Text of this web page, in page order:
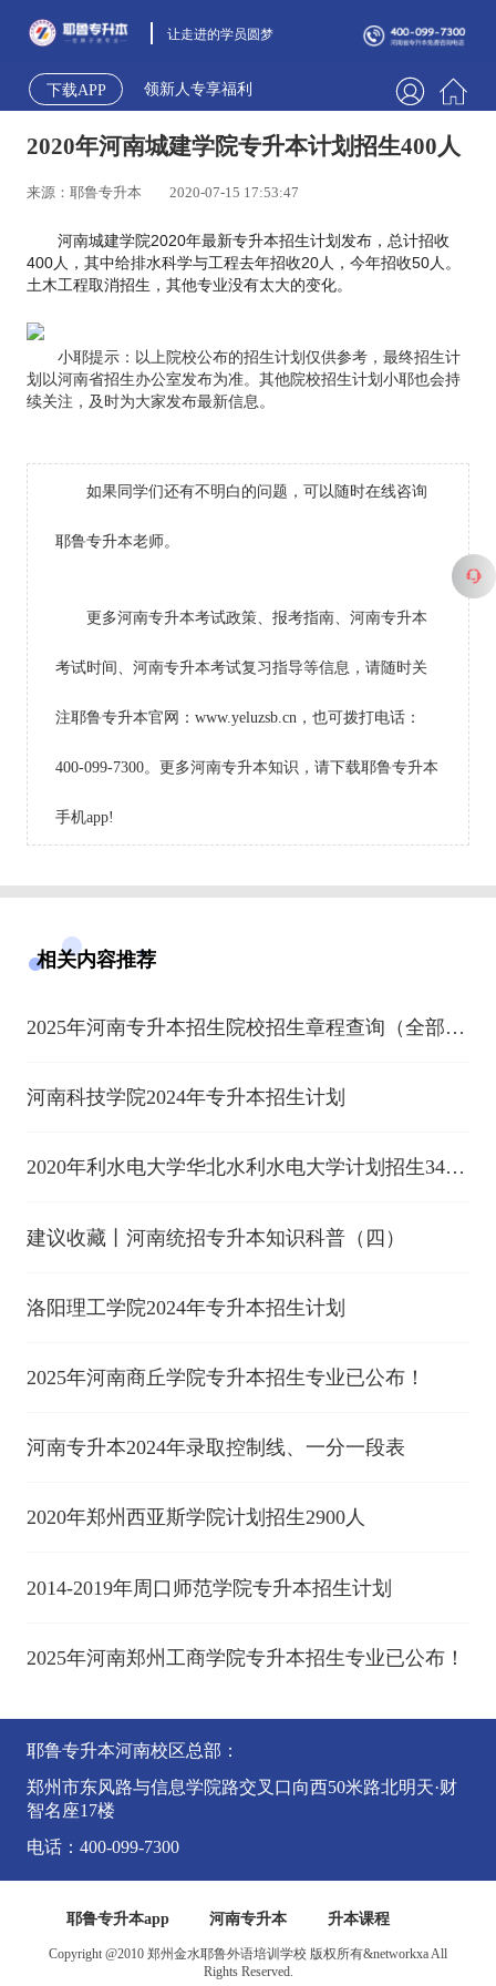
让走进的学员圆梦
下载APP 领新人专享福利
2020年河南城建学院专升本计划招生400人
来源：耶鲁专升本 2020-07-15 17:53:47
河南城建学院2020年最新专升本招生计划发布，总计招收
400人，其中给排水科学与工程去年招收20人，今年招收50人。
土木工程取消招生，其他专业没有太大的变化。
小耶提示：以上院校公布的招生计划仅供参考，最终招生计
划以河南省招生办公室发布为准。其他院校招生计划小耶也会持
续关注，及时为大家发布最新信息。
如果同学们还有不明白的问题，可以随时在线咨询
耶鲁专升本老师。
更多河南专升本考试政策、报考指南、河南专升本
考试时间、河南专升本考试复习指导等信息，请随时关
注耶鲁专升本官网：www.yeluzsb.cn，也可拨打电话：
400-099-7300。更多河南专升本知识，请下载耶鲁专升本
手机app!
相关内容推荐
2025年河南专升本招生院校招生章程查询（全部院
河南科技学院2024年专升本招生计划
2020年利水电大学华北水利水电大学计划招生340
建议收藏丨河南统招专升本知识科普（四）
洛阳理工学院2024年专升本招生计划
2025年河南商丘学院专升本招生专业已公布！
河南专升本2024年录取控制线、一分一段表
2020年郑州西亚斯学院计划招生2900人
2014-2019年周口师范学院专升本招生计划
2025年河南郑州工商学院专升本招生专业已公布！
耶鲁专升本河南校区总部：
郑州市东风路与信息学院路交叉口向西50米路北明天·财
智名座17楼
电话：400-099-7300
耶鲁专升本app 河南专升本 升本课程
Copyright @2010 郑州金水耶鲁外语培训学校 版权所有&networkxa All
Rights Reserved.